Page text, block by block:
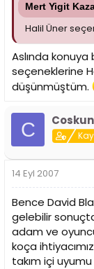
Mert Yigit
Halil Üner
Aslında
seçeneklerine
düşünmüştüm.
C
14 Eyl 2007
Bence David
gelebilir
adam ve
koça
takım içi